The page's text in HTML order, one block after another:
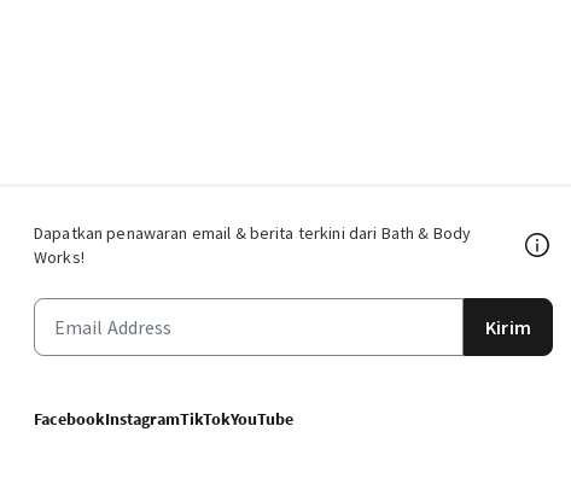
Dapatkan penawaran email & berita terkini dari Bath & Body
Works!
Kirim
FacebookInstagramTikTokYouTube